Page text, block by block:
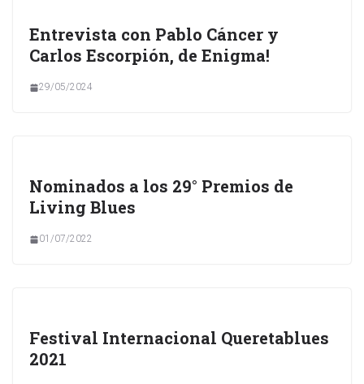
Entrevista con Pablo Cáncer y
Carlos Escorpión, de Enigma!
29/05/2024
Nominados a los 29° Premios de
Living Blues
01/07/2022
Festival Internacional Queretablues
2021